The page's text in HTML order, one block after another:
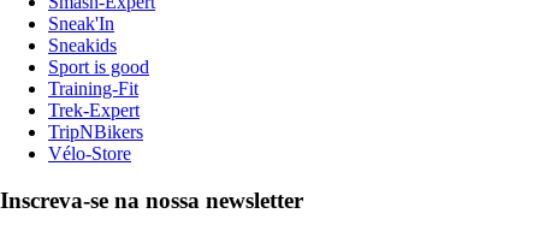
Sneak'In
Sneakids
Sport is good
Training-Fit
Trek-Expert
TripNBikers
Vélo-Store
Inscreva-se na nossa newsletter